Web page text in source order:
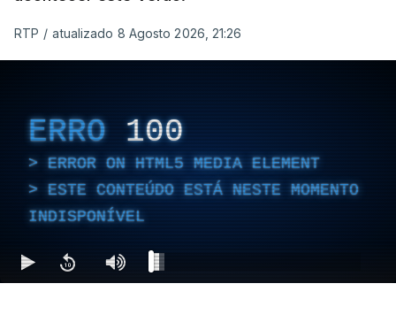
RTP / atualizado 8 Agosto 2026, 21:26
ERRO 100
ERROR ON HTML5 MEDIA ELEMENT
ESTE CONTEÚDO ESTÁ NESTE MOMENTO
INDISPONÍVEL